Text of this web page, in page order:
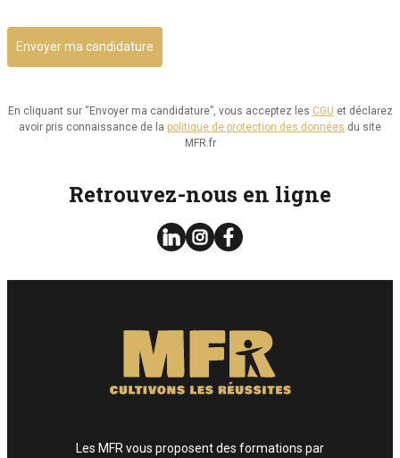
Il vous est possible d’avoir un accès à vos données, ainsi que de les rectifier,
ou d’exercer votre droit à la limitation de leur utilisation. Par ailleurs, vous
disposez d’un droit d’opposition à cette utilisation et d’effacement de ces
Vous pouvez consulter le site de la CNIL.fr ou
Vous pouvez exercer les droits ci-dessus présentés en contactant notre
délégué à la protection des données à l’adresse dpo@mfr.asso.fr
En cliquant sur “Envoyer ma candidature”, vous acceptez les CGU et déclarez
avoir pris connaissance de la politique de protection des données du site
MFR.fr
Retrouvez-nous en ligne
Les MFR vous proposent des formations par